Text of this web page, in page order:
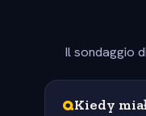
Il sondaggio
QKiedy